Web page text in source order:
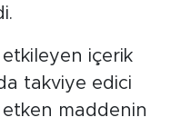
içerik
takviye edici
maddenin